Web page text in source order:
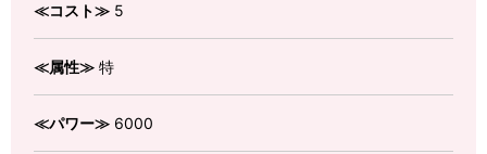
≪コスト≫ 5
≪属性≫ 特
≪パワー≫ 6000